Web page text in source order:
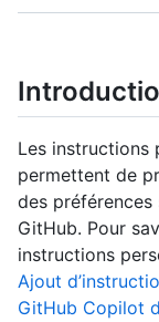
Les instructions
permettent de
des
GitHub. Pour
instructions
Ajout
GitHub Copilot